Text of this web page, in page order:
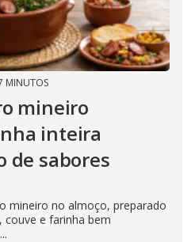
MINUTOS
mineiro
inteira
de sabores
mineiro no almoço, preparado
couve e farinha bem